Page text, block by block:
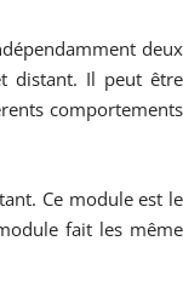
deux
distant. Il peut être
comportements
Ce module est le
fait les même